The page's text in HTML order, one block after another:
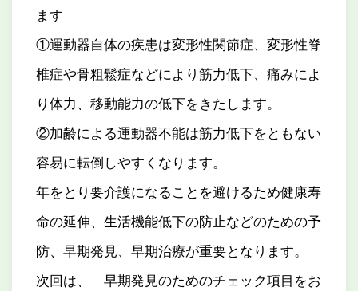
ます
①運動器自体の疾患は変形性関節症、変形性脊
椎症や骨粗鬆症などにより筋力低下、痛みによ
り体力、移動能力の低下をきたします。
②加齢による運動器不能は筋力低下をともない
容易に転倒しやすくなります。
年をとり要介護になることを避けるため健康寿
命の延伸、生活機能低下の防止などのための予
防、早期発見、早期治療が重要となります。
次回は、 早期発見のためのチェック項目をお